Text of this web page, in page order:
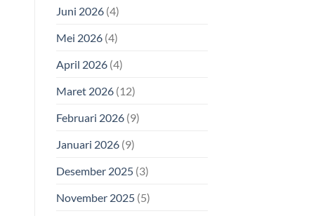
Juni 2026(4)
Mei 2026(4)
April 2026(4)
Maret 2026(12)
Februari 2026(9)
Januari 2026(9)
Desember 2025(3)
November 2025(5)